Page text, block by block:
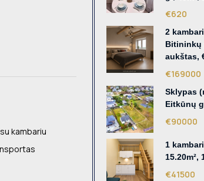
kambariu
€620
2
Bitininkų
aukštas,
€169000
Sklypas
Eitkūnų
€90000
1
15.20m²,
€41500